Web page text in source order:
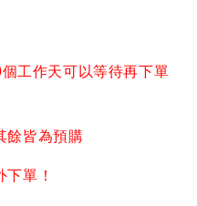
工作天可以等待再下單
餘皆為預購
單！